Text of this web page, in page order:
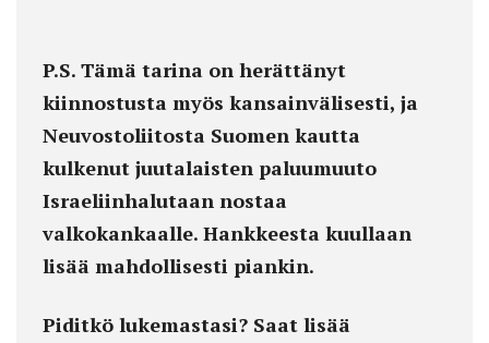
P.S. Tämä tarina on herättänyt
kiinnostusta myös kansainvälisesti, ja
Neuvostoliitosta Suomen kautta
kulkenut juutalaisten paluumuuto
Israeliinhalutaan nostaa
valkokankaalle. Hankkeesta kuullaan
lisää mahdollisesti piankin.
Piditkö lukemastasi? Saat lisää